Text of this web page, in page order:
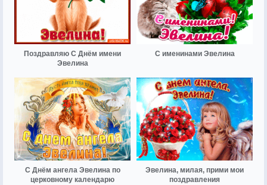
Поздравляю С Днём имени
Эвелина
С именинами Эвелина
С Днём ангела Эвелина по
церковному календарю
Эвелина, милая, прими мои
поздравления